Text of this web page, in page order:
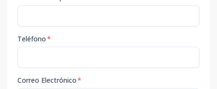
Teléfono*
Correo Electrónico*